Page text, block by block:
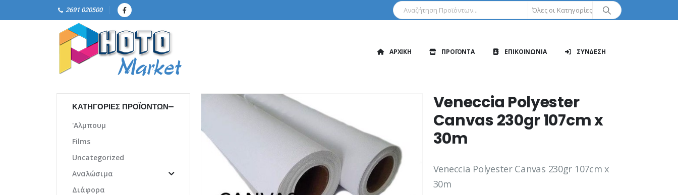
2691 020500 Όλες οι Κατηγορίες
ΑΡΧΙΚΗ ΠΡΟΪΟΝΤΑ ΕΠΙΚΟΙΝΩΝΙΑ ΣΥΝΔΕΣΗ
Veneccia Polyester
Canvas 230gr 107cm x
30m
Veneccia Polyester Canvas 230gr 107cm x
30m
ΚΑΤΗΓΟΡΊΕΣ ΠΡΟΪΌΝΤΩΝ
'Αλμπουμ
Films
Uncategorized
Αναλώσιμα
Διάφορα